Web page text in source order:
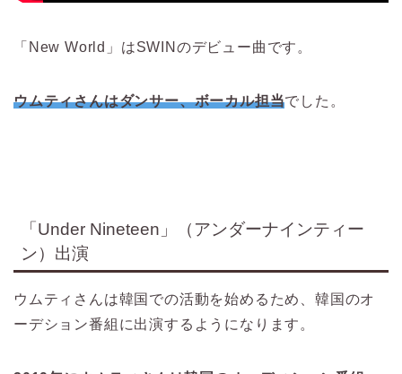
「New World」はSWINのデビュー曲です。
ウムティさんはダンサー、ボーカル担当でした。
「Under Nineteen」（アンダーナインティー
ン）出演
ウムティさんは韓国での活動を始めるため、韓国のオ
ーデション番組に出演するようになります。